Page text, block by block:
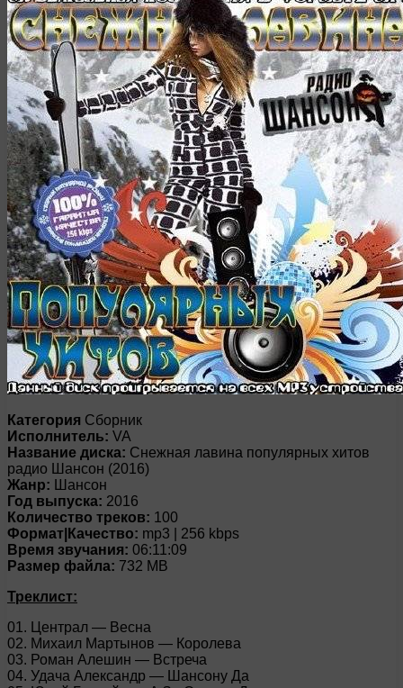
Категория Сборник
Исполнитель: VA
Название диска: Снежная лавина популярных хитов
радио Шансон (2016)
Жанр: Шансон
Год выпуска: 2016
Количество треков: 100
Формат|Качество: mp3 | 256 kbps
Время звучания: 06:11:09
Размер файла: 732 MB
Треклист:
01. Централ — Весна
02. Михаил Мартынов — Королева
03. Роман Алешин — Встреча
04. Удача Александр — Шансону Да